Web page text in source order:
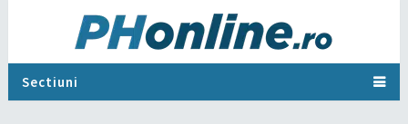
Sectiuni